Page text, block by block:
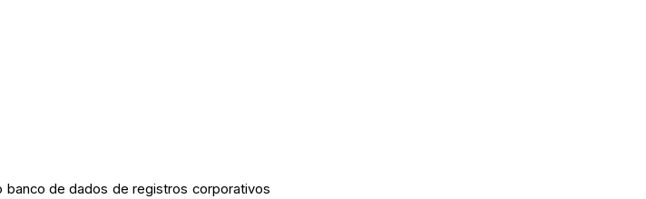
banco de dados de registros corporativos